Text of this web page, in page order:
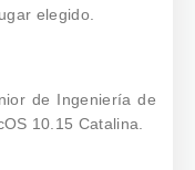
elegido.
de Ingeniería de
10.15 Catalina.